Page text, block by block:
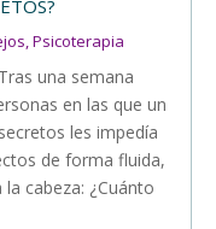
,Psicoterapia
una semana
en las que un
les impedía
de forma fluida,
cabeza: ¿Cuánto